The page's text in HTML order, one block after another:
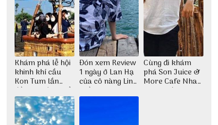
Khám phá lễ hội
khinh khí cầu
Kon Tum lần
đầu tiên được tổ
chức
Đón xem Review
1 ngày ở Lan Hạ
của cô nàng Linh
Trần
Cùng đi khám
phá Son Juice &
More Cafe Nha
Trang với anh